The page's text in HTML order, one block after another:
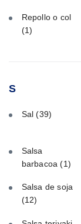
Repollo o col
(1)
S
Sal(39)
Salsa
barbacoa(1)
Salsa de soja
(12)